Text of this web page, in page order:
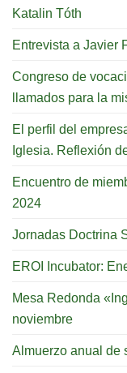
Katalin Tóth
Entrevista a Javier
Congreso de
llamados para la
El perfil del
Iglesia. Reflexión
Encuentro de
2024
Jornadas Doctrina
EROI Incubator:
Mesa Redonda
noviembre
Almuerzo anual de